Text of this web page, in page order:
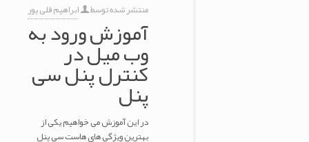
منتشر شده توسط ابراهیم قلی پور
آموزش ورود به
وب میل در
کنترل پنل سی
پنل
در این آموزش می خواهیم یکی از
بهترین ویژگی های هاست سی پنل